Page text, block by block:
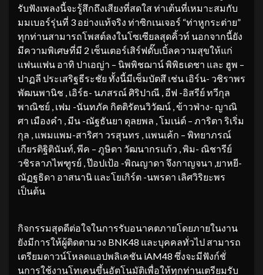
รับฟังเพลงนี้จะรู้สึกถึงเสียงที่สดใส ท่าเต้นที่เหมาะสมกับ
มมเบอร์รุ่นที่ 3 อย่างแท้จริง ท่าซิกเนเจอร์ “ท่าหูกระต่าย”
ทุกท่านสามารถโพสต์ลงในโซเซียลสุดคิ้วท์ นอกจากนี้ยัง
มีความพิเศษที่มี 2 เซ็นเตอร์เสิร์ฟดั๊บเบิ้ลความสุขให้แก่
แฟนแฟน อาทิ ปาเอญ่า – นิพพิชฌาน์ พิพิธเดชา และ ฮูพ –
ปาฏลี ประเสริฐธีระชัย ทั้งนี้มีเซ็มบัตสึ เช่น เอิร์น- วชิราพร
พัฒนพานิช , เอิร์ธ- นภสรณ์ ศิริปาณี , อีฟ -อิสรีย์ ทวีกุล
พาณิชย์ , เฟม -นันทภัค กิตติรัตนวิวัฒน์ , ข้าวฟ่าง- ญาณิ
ศา เมืองคำ , มีน -ณัฐธันยา ดุลยพล , โมเน่ต์ – ภาริตา ริเริ่ม
กุล , แพมแพม-สาริศา วรสุนทร , แพนเค้ก – พิทยาภรณ์
เกียรติฐิตินันท์, พีค – ภูษิตา วัฒนากรแก้ว , พิม- ณิชารีย์
วชิรลาภไพฑูรย์ , ป๊อปเป้อ -พิณญาดา จึงกาญจนา ,ยาหยี-
ณัฏฐธิดา อาสนานิ และโยเกิร์ต -นพรดา เลิศวิริยะพร
เป็นต้น
กิจกรรมสุดดีต่อใจในการรับอนาคตภายโดยภายในงาน
ยังมีการให้ผู้ติดตามวง BNK48 และบุคคลทั่วไป สามารถ
เตรียมดาวน์โหลดแอปพลิเคชัน iAM48 ซึ่งจะมีฟังก์ชั่
นการใช้งานโทเคนขึ้นอัตโนมัติเพื่อให้ทุกท่านเตรียมรับ